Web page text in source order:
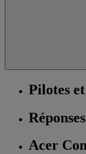
Pilotes
Acer